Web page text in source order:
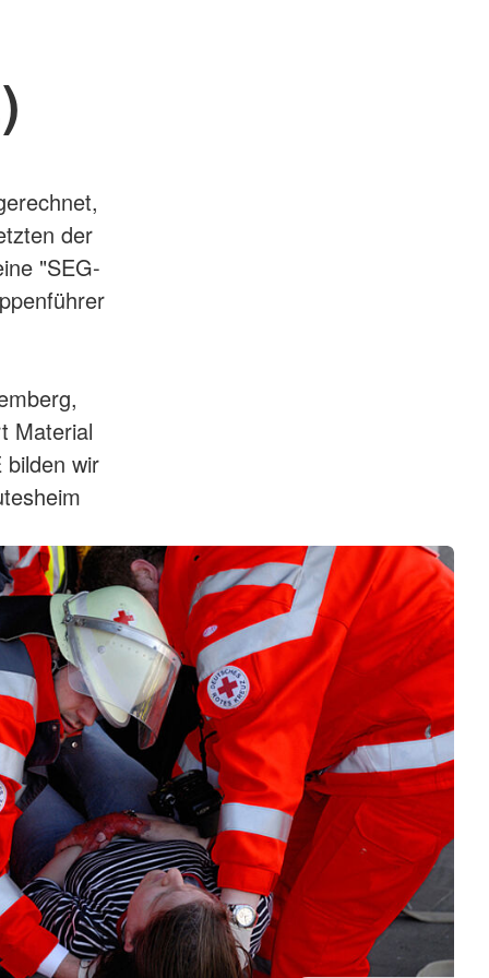
der
"SEG-
Material
wir